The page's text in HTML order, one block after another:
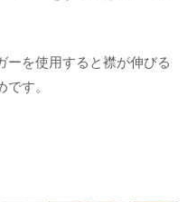
ーを使用すると襟が伸びる
す。